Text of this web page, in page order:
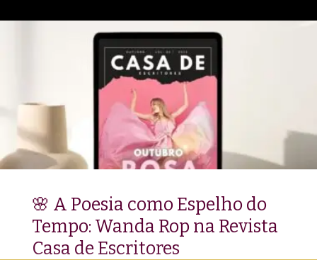
o cachorrinho brincalhão, a lua que sorri no céu.Um livro que
desperta lembranças, abraça corações e faz renascer a doçura
da infância. 📖 Um sussurro
🌸 A Poesia como Espelho do
Tempo: Wanda Rop na Revista
Casa de Escritores